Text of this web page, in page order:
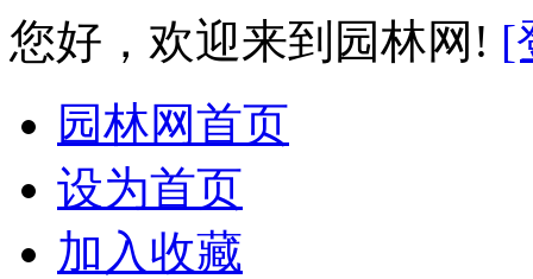
您好，欢迎来到园林网! [
园林网首页
设为首页
加入收藏